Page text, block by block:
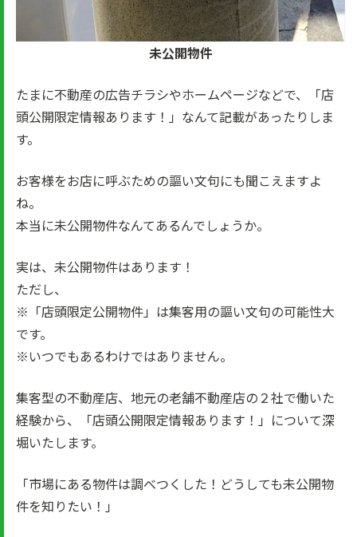
未公開物件
たまに不動産の広告チラシやホームページなどで、「店
頭公開限定情報あります！」なんて記載があったりしま
す。
お客様をお店に呼ぶための謳い文句にも聞こえますよ
ね。
本当に未公開物件なんてあるんでしょうか。
実は、未公開物件はあります！
ただし、
※「店頭限定公開物件」は集客用の謳い文句の可能性大
です。
※いつでもあるわけではありません。
集客型の不動産店、地元の老舗不動産店の２社で働いた
経験から、「店頭公開限定情報あります！」について深
堀いたします。
「市場にある物件は調べつくした！どうしても未公開物
件を知りたい！」